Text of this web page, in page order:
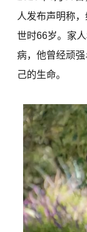
人发布声明称
世时66岁。家
病，他曾经顽
己的生命。